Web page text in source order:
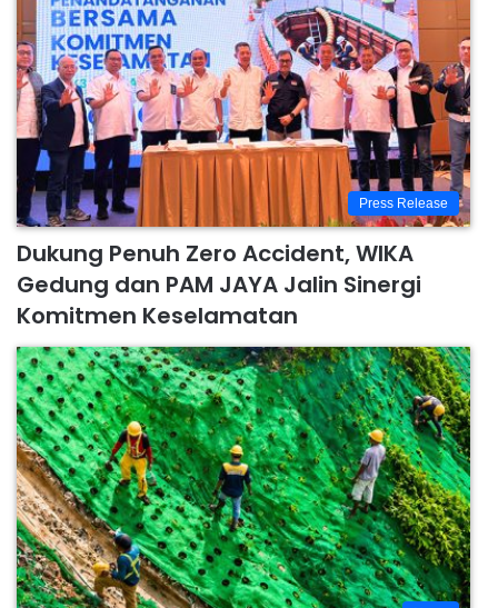
Press Release
Dukung Penuh Zero Accident, WIKA
Gedung dan PAM JAYA Jalin Sinergi
Komitmen Keselamatan